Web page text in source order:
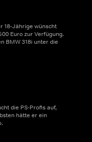
18-Jährige wünscht
Euro zur Verfügung.
BMW 318i unter die
die PS-Profis auf,
hätte er ein